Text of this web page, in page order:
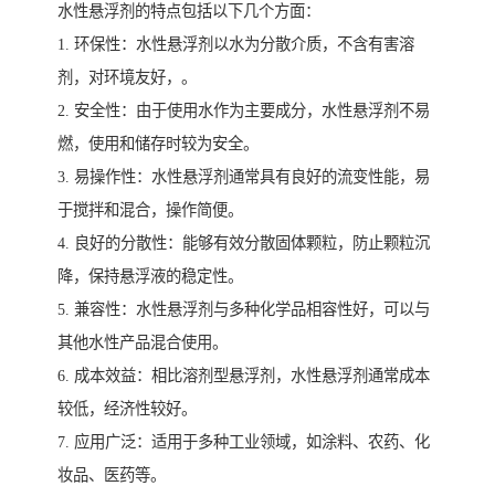
水性悬浮剂的特点包括以下几个方面：
1. 环保性：水性悬浮剂以水为分散介质，不含有害溶
剂，对环境友好，。
2. 安全性：由于使用水作为主要成分，水性悬浮剂不易
燃，使用和储存时较为安全。
3. 易操作性：水性悬浮剂通常具有良好的流变性能，易
于搅拌和混合，操作简便。
4. 良好的分散性：能够有效分散固体颗粒，防止颗粒沉
降，保持悬浮液的稳定性。
5. 兼容性：水性悬浮剂与多种化学品相容性好，可以与
其他水性产品混合使用。
6. 成本效益：相比溶剂型悬浮剂，水性悬浮剂通常成本
较低，经济性较好。
7. 应用广泛：适用于多种工业领域，如涂料、农药、化
妆品、医药等。